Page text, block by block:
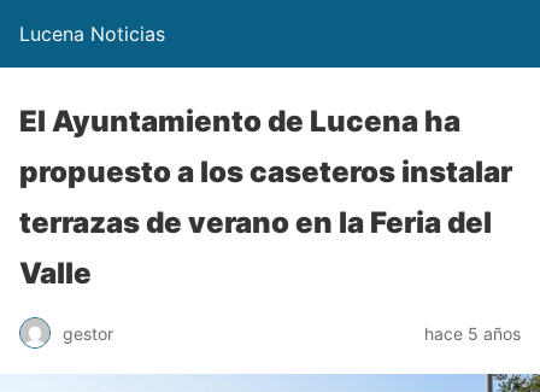
Lucena Noticias
El Ayuntamiento de Lucena ha
propuesto a los caseteros instalar
terrazas de verano en la Feria del
Valle
gestor hace 5 años